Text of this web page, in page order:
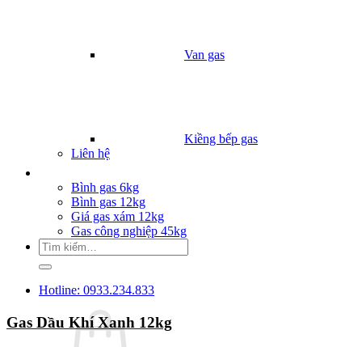
Van gas
Kiềng bếp gas
Liên hệ
Bình gas 6kg
Bình gas 12kg
Giá gas xám 12kg
Gas công nghiệp 45kg
Tìm
kiếm:
Hotline: 0933.234.833
Gas Dầu Khí Xanh 12kg